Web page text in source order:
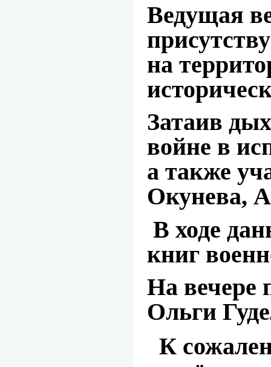
Ведущая
на
Затаив
войне в
а также
Окунева,
В ходе
книг
На вечере
Ольги
К